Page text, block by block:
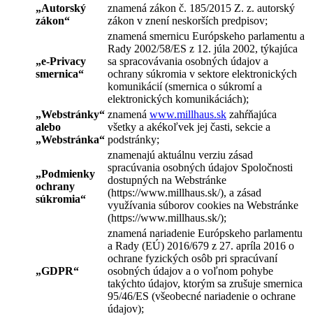
„Autorský
zákon“
znamená zákon č. 185/2015 Z. z. autorský
zákon v znení neskorších predpisov;
„e-Privacy
smernica“
znamená smernicu Európskeho parlamentu a
Rady 2002/58/ES z 12. júla 2002, týkajúca
sa spracovávania osobných údajov a
ochrany súkromia v sektore elektronických
komunikácií (smernica o súkromí a
elektronických komunikáciách);
„Webstránky“
alebo
„Webstránka“
znamená www.millhaus.sk zahŕňajúca
všetky a akékoľvek jej časti, sekcie a
podstránky;
„Podmienky
ochrany
súkromia“
znamenajú aktuálnu verziu zásad
spracúvania osobných údajov Spoločnosti
dostupných na Webstránke
(https://www.millhaus.sk/), a zásad
využívania súborov cookies na Webstránke
(https://www.millhaus.sk/);
„GDPR“
znamená nariadenie Európskeho parlamentu
a Rady (EÚ) 2016/679 z 27. apríla 2016 o
ochrane fyzických osôb pri spracúvaní
osobných údajov a o voľnom pohybe
takýchto údajov, ktorým sa zrušuje smernica
95/46/ES (všeobecné nariadenie o ochrane
údajov);